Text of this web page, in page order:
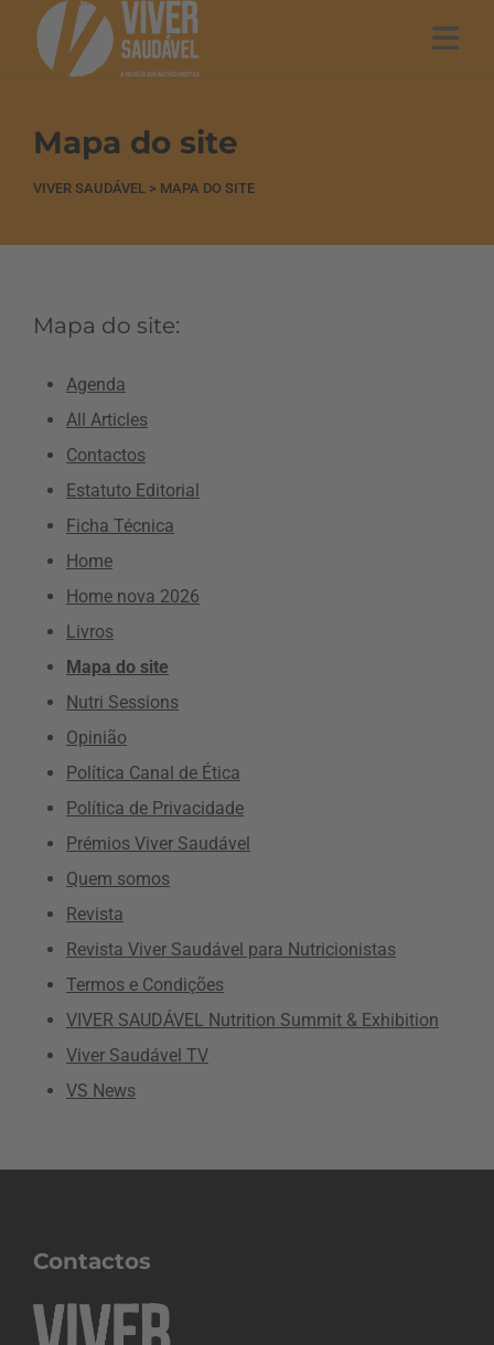
Mapa do site
VIVER SAUDÁVEL > MAPA DO SITE
Mapa do site:
Agenda
All Articles
Contactos
Estatuto Editorial
Ficha Técnica
Home
Home nova 2026
Livros
Mapa do site
Nutri Sessions
Opinião
Política Canal de Ética
Política de Privacidade
Prémios Viver Saudável
Quem somos
Revista
Revista Viver Saudável para Nutricionistas
Termos e Condições
VIVER SAUDÁVEL Nutrition Summit & Exhibition
Viver Saudável TV
VS News
Contactos